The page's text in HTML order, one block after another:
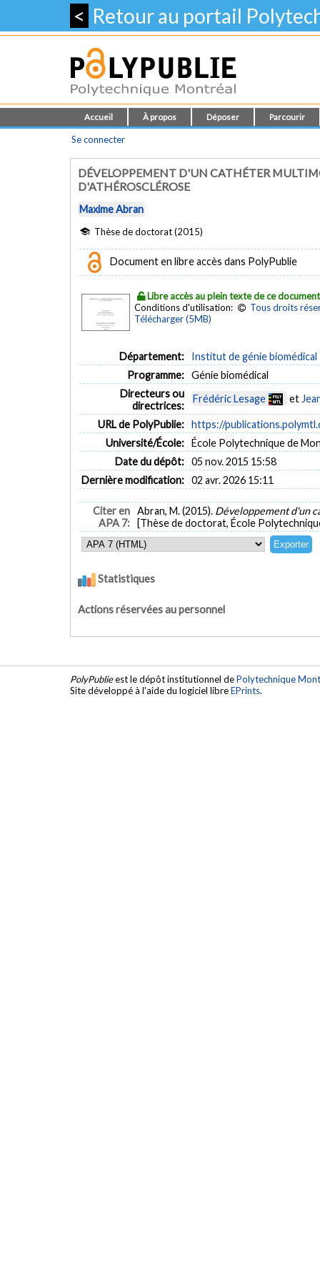
< Retour au portail
Accueil À propos Déposer Parcourir
Se connecter
DÉVELOPPEMENT D'UN CATHÉTER
D'ATHÉROSCLÉROSE
Maxime Abran
Thèse de doctorat (2015)
Document en libre accès dans PolyPublie
Libre accès au plein texte de ce document
Conditions d'utilisation:
Tous droits
Télécharger (5MB)
Département:
Institut de génie biomédical
Programme: Génie biomédical
Directeurs ou
directrices:
Frédéric Lesage et
URL de PolyPublie: https://
Université/École: École Polytechnique de
Date du dépôt: 05 nov. 2015 15:58
Dernière modification: 02 avr. 2026 15:11
Citer en
APA 7:
Abran, M. (2015). Développement d'un
[Thèse de doctorat, École
Statistiques
Actions réservées au personnel
PolyPublieest le dépôt institutionnel dePolytechnique
Site développé à l'aide du logiciel libreEPrints.